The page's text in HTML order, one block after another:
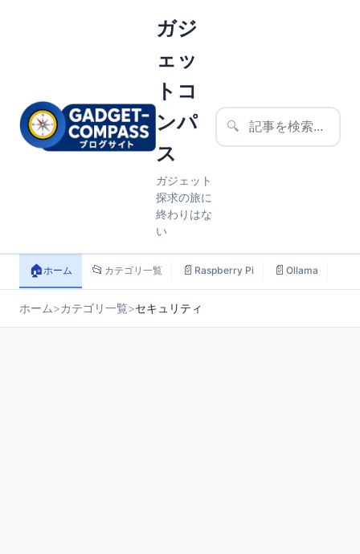
ガジ
ェッ
トコ
ンパ
ス
ガジェット
探求の旅に
終わりはな
い
🔍
🏠ホーム 📂 カテゴリ一覧 📄 Raspberry Pi 📄 Ollama
ホーム>カテゴリ一覧>セキュリティ